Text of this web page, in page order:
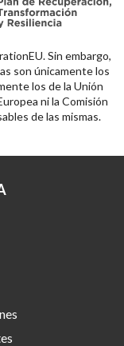
Sin embargo,
son únicamente los
los de la Unión
ni la Comisión
de las mismas.